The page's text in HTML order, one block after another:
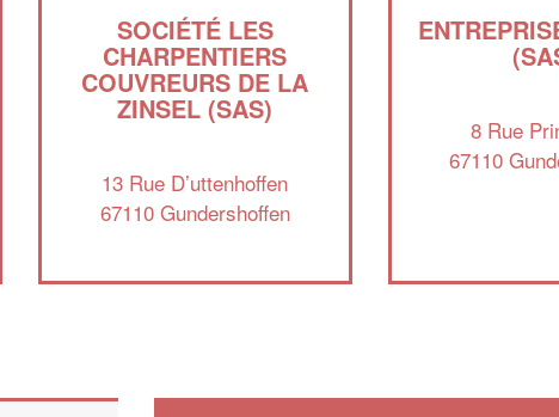
SOCIÉTÉ LES
CHARPENTIERS
COUVREURS DE LA
ZINSEL (SAS)
13 Rue D’uttenhoffen
67110 Gundershoffen
8 Rue
67110
nouveaux